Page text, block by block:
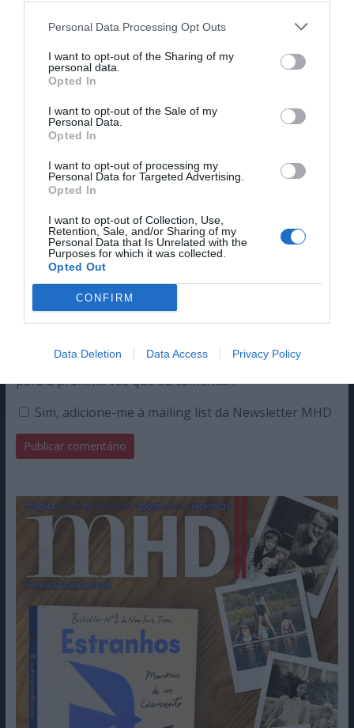
Personal Data Processing Opt Outs
I want to opt-out of the Sharing of my
personal data.
Opted In
I want to opt-out of the Sale of my
Personal Data.
Opted In
I want to opt-out of processing my
Personal Data for Targeted Advertising.
Opted In
I want to opt-out of Collection, Use,
Retention, Sale, and/or Sharing of my
Personal Data that Is Unrelated with the
Purposes for which it was collected.
Opted Out
CONFIRM
Data Deletion Data Access Privacy Policy
Deixe um comentário
O seu endereço de email não será publicado.
Campos
obrigatórios marcados com
Comentário*
Nome
Guardar o meu nome, email e site neste navegador
para a próxima vez que eu comentar.
Sim, adicione-me à mailing list da Newsletter MHD